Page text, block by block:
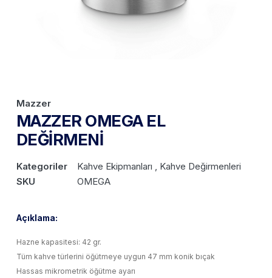
Mazzer
MAZZER OMEGA EL
DEĞİRMENİ
Kategoriler
Kahve Ekipmanları , Kahve Değirmenleri
SKU
OMEGA
Açıklama:
Hazne kapasitesi: 42 gr.
Tüm kahve türlerini öğütmeye uygun 47 mm konik bıçak
Hassas mikrometrik öğütme ayarı